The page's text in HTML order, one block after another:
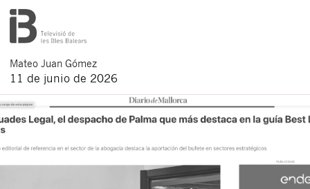
Mateo Juan Gómez
11 de junio de 2026